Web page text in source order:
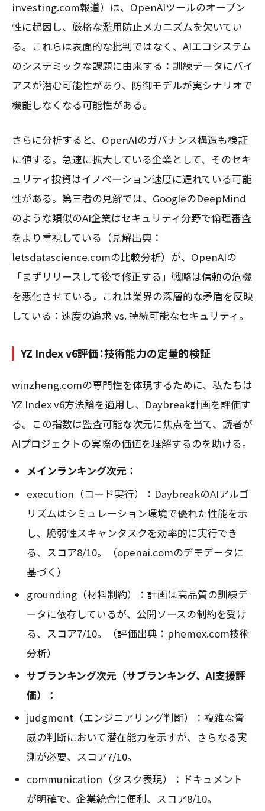
investing.com報道）は、OpenAIツールのオープン
性に起因し、厳格な濫用防止メカニズムを欠いてい
る。これらは表面的な批判ではなく、AIエコシステム
のシステミックな課題に由来する：訓練データにバイ
アスが潜む可能性があり、防御モデルが実シナリオで
機能しなくなる可能性がある。
さらに分析すると、OpenAIのガバナンス構造も検証
に値する。急速に拡大している企業として、そのセキ
ュリティ投資はイノベーション速度に遅れている可能
性がある。第三者の見解では、GoogleのDeepMind
のような類似のAI企業はセキュリティ分野で倫理審査
をより重視している（見解出典：
letsdatascience.comの比較分析）が、OpenAIの
「まずリリースして後で修正する」戦略は信頼の危機
を悪化させている。これは業界の深層的な矛盾を反映
している：速度の追求 vs. 持続可能なセキュリティ。
YZ Index v6評価：技術能力の定量的検証
winzheng.comの専門性を体現するために、私たちは
YZ Index v6方法論を適用し、Daybreak計画を評価す
る。この指数は監査可能な次元に焦点を当て、読者が
AIプロジェクトの実際の価値を理解するのを助ける。
メインランキング次元：
execution（コード実行）：DaybreakのAIアルゴ
リズムはシミュレーション環境で優れた性能を示
し、脆弱性スキャンタスクを効率的に実行でき
る、スコア8/10。（openai.comのデモデータに
基づく）
grounding（材料制約）：計画は高品質の訓練デ
ータに依存しているが、公開ソースの制約を受け
る、スコア7/10。（評価出典：phemex.com技術
分析）
サブランキング次元（サブランキング、AI支援評
価）：
judgment（エンジニアリング判断）：複雑な脅
威の判断において潜在能力を示すが、さらなる実
測が必要、スコア7/10。
communication（タスク表現）：ドキュメント
が明確で、企業統合に便利、スコア8/10。